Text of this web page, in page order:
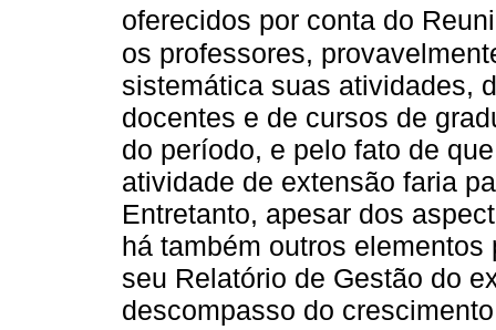
oferecidos por conta do
os professores,
sistemática suas atividades,
docentes e de cursos de
do período, e pelo fato de
atividade de extensão faria
Entretanto, apesar dos
há também outros
seu Relatório de Gestão do
descompasso do